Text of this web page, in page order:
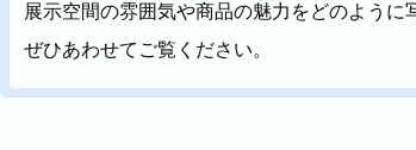
建築・不動産
民泊 店舗・会社
ネット予約
空き状況の確認からご予約まで、24時間いつで
展示空間の雰囲気や商品の魅力をどのよう
ぜひあわせてご覧ください。